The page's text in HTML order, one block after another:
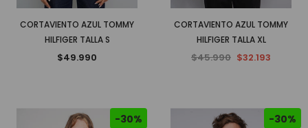
CORTAVIENTO AZUL TOMMY
HILFIGER TALLA S
$49.990
CORTAVIENTO AZUL TOMMY
HILFIGER TALLA XL
$45.990 $32.193
-30% -30%